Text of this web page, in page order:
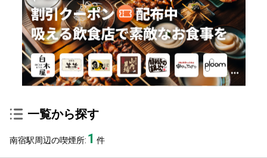
一覧から探す
南宿駅周辺の喫煙所: 1 件